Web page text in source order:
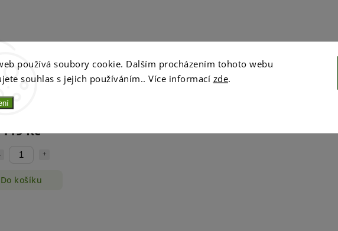
používá soubory cookie. Dalším procházením tohoto webu
souhlas s jejich používáním.. Více informací zde.
119 Kč
Do košíku